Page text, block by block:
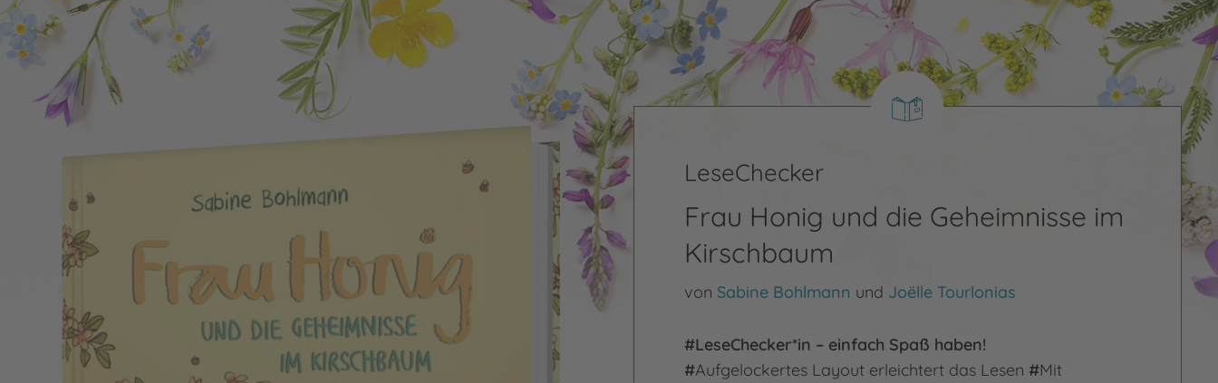
LeseChecker
Frau Honig und die Geheimnisse im
Kirschbaum
von Sabine Bohlmann und Joëlle Tourlonias
#LeseChecker*in – einfach Spaß haben!
#Aufgelockertes Layout erleichtert das Lesen #Mit